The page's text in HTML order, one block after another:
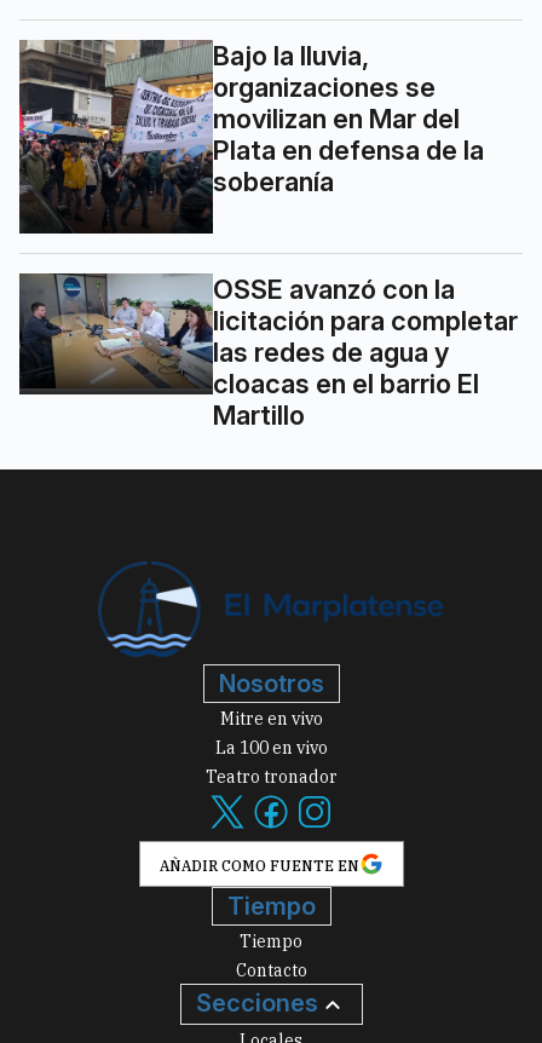
Bajo la lluvia,
organizaciones se
movilizan en Mar del
Plata en defensa de la
soberanía
OSSE avanzó con la
licitación para completar
las redes de agua y
cloacas en el barrio El
Martillo
Nosotros
Mitre en vivo
La 100 en vivo
Teatro tronador
AÑADIR COMO FUENTE EN
Tiempo
Tiempo
Contacto
Secciones